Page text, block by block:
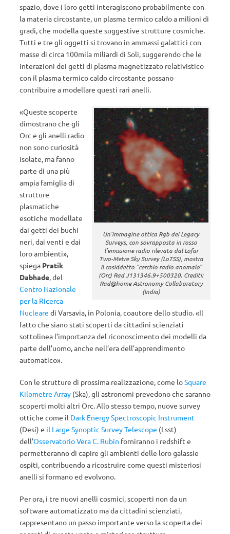
spazio, dove i loro getti interagiscono probabilmente con
la materia circostante, un plasma termico caldo a milioni di
gradi, che modella queste suggestive strutture cosmiche.
Tutti e tre gli oggetti si trovano in ammassi galattici con
masse di circa 100mila miliardi di Soli, suggerendo che le
interazioni dei getti di plasma magnetizzato relativistico
con il plasma termico caldo circostante possano
contribuire a modellare questi rari anelli.
Un’immagine ottica Rgb dei Legacy
Surveys, con sovrapposta in rosso
l’emissione radio rilevata dal Lofar
Two-Metre Sky Survey (LoTSS), mostra
il cosiddetto “cerchio radio anomalo”
(Orc) Rad J131346.9+500320. Crediti:
Rad@home Astronomy Collaboratory
(India)
«Queste scoperte
dimostrano che gli
Orc e gli anelli radio
non sono curiosità
isolate, ma fanno
parte di una più
ampia famiglia di
strutture
plasmatiche
esotiche modellate
dai getti dei buchi
neri, dai venti e dai
loro ambienti»,
spiega Pratik
Dabhade, del
Centro Nazionale
per la Ricerca
Nucleare di Varsavia, in Polonia, coautore dello studio. «Il
fatto che siano stati scoperti da cittadini scienziati
sottolinea l’importanza del riconoscimento dei modelli da
parte dell’uomo, anche nell’era dell’apprendimento
automatico».
Con le strutture di prossima realizzazione, come loSquare
Kilometre Array (Ska), gli astronomi prevedono che saranno
scoperti molti altri Orc. Allo stesso tempo, nuove survey
ottiche come il Dark Energy Spectroscopic Instrument
(Desi) e il Large Synoptic Survey Telescope (Lsst)
dell’Osservatorio Vera C. Rubin forniranno i redshift e
permetteranno di capire gli ambienti delle loro galassie
ospiti, contribuendo a ricostruire come questi misteriosi
anelli si formano ed evolvono.
Per ora, i tre nuovi anelli cosmici, scoperti non da un
software automatizzato ma da cittadini scienziati,
rappresentano un passo importante verso la scoperta dei